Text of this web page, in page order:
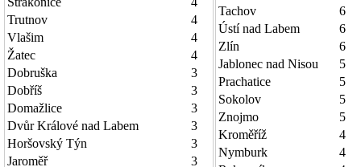
Trutnov
4
Vlašim
4
Žatec
4
Dobruška
3
Dobříš
3
Domažlice
3
Dvůr Králové nad Labem
3
Horšovský Týn
3
Jaroměř
3
Tachov
6
Ústí nad Labem
6
Zlín
6
Jablonec nad Nisou
5
Prachatice
5
Sokolov
5
Znojmo
5
Kroměříž
4
Nymburk
4